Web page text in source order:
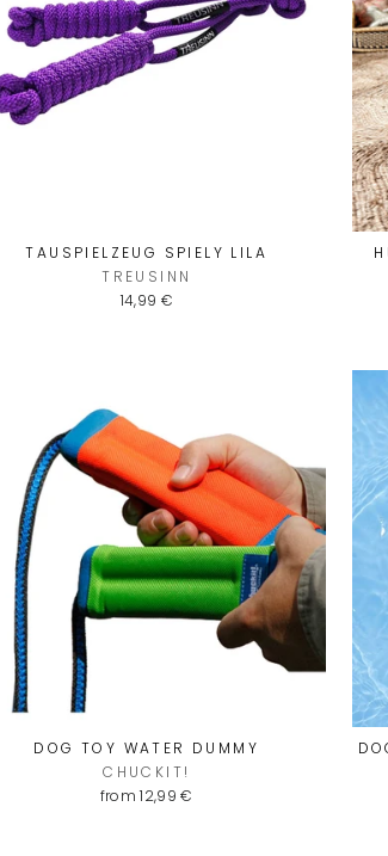
ENTER
EMAIL
SUBSCRIBE
TAUSPIELZEUG SPIELY LILA
TREUSINN
14,99 €
DOG TOY WATER DUMMY
CHUCKIT!
from 12,99 €